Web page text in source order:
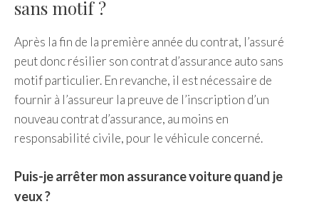
sans motif ?
Après la fin de la première année du contrat, l’assuré
peut donc résilier son contrat d’assurance auto sans
motif particulier. En revanche, il est nécessaire de
fournir à l’assureur la preuve de l’inscription d’un
nouveau contrat d’assurance, au moins en
responsabilité civile, pour le véhicule concerné.
Puis-je arrêter mon assurance voiture quand je
veux ?